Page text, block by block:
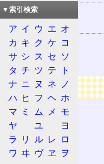
SL
関連する用語
コマンド
UNIX
広告
▼索引検索
ア イ ウ エ オ
カ キ ク ケ コ
サ シ ス セ ソ
タ チ ツ テ
ト
ナ ニ ヌ ネ
ノ
ハ ヒ フ ヘ ホ
マ ミ ム メ
モ
ヤ
ユ
ヨ
ラ
リ ル レ ロ
ワ ヰ ヴ ヱ
ヲ